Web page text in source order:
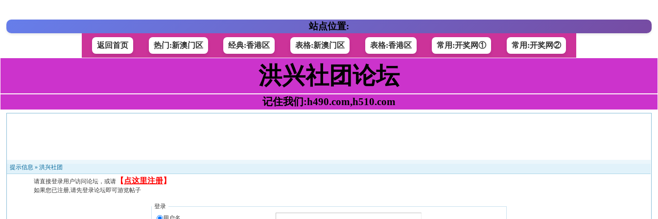
站点位置:
返回首页 热门:新澳门区 经典:香港区 表格:新澳门区 表格:香港区 常用:开奖网① 常用:开奖网②
洪兴社团论坛
记住我们:h490.com,h510.com
提示信息 »洪兴社团
请直接登录用户访问论坛，或请 【 点这里注册】
如果您已注册,请先登录论坛即可游览帖子
登录